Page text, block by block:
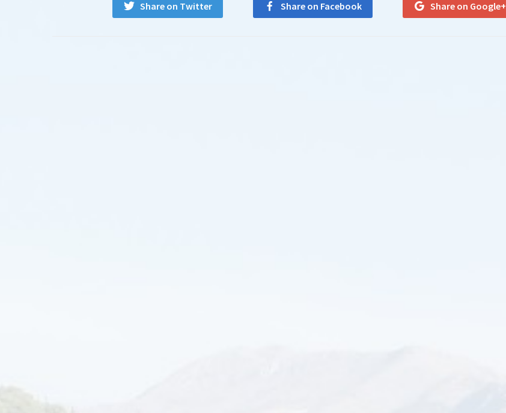
Share on Twitter Share on Facebook Share on Google+